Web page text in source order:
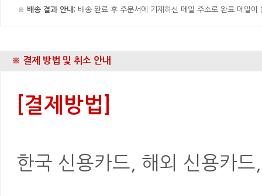
※배송 결과 안내: 배송 완료 후 주문서에 기재하신 메일 주소로 완료 메일이
※ 결제 방법 및 취소 안내
[결제방법]
한국 신용카드, 해외 신용카